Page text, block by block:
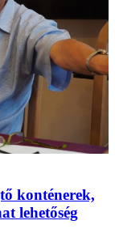
konténerek,
lehetőség